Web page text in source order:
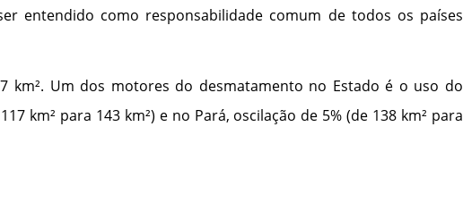
entendido como responsabilidade comum de todos os países
km². Um dos motores do desmatamento no Estado é o uso do
km² para 143 km²) e no Pará, oscilação de 5% (de 138 km² para